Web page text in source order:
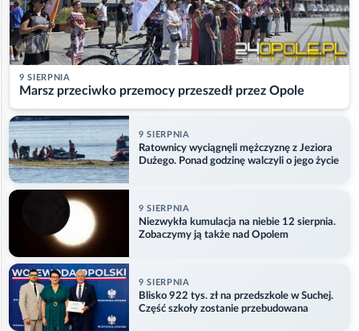
9 SIERPNIA
Marsz przeciwko przemocy przeszedł przez Opole
9 SIERPNIA
Ratownicy wyciągnęli mężczyznę z Jeziora
Dużego. Ponad godzinę walczyli o jego życie
9 SIERPNIA
Niezwykła kumulacja na niebie 12 sierpnia.
Zobaczymy ją także nad Opolem
9 SIERPNIA
Blisko 922 tys. zł na przedszkole w Suchej.
Część szkoły zostanie przebudowana